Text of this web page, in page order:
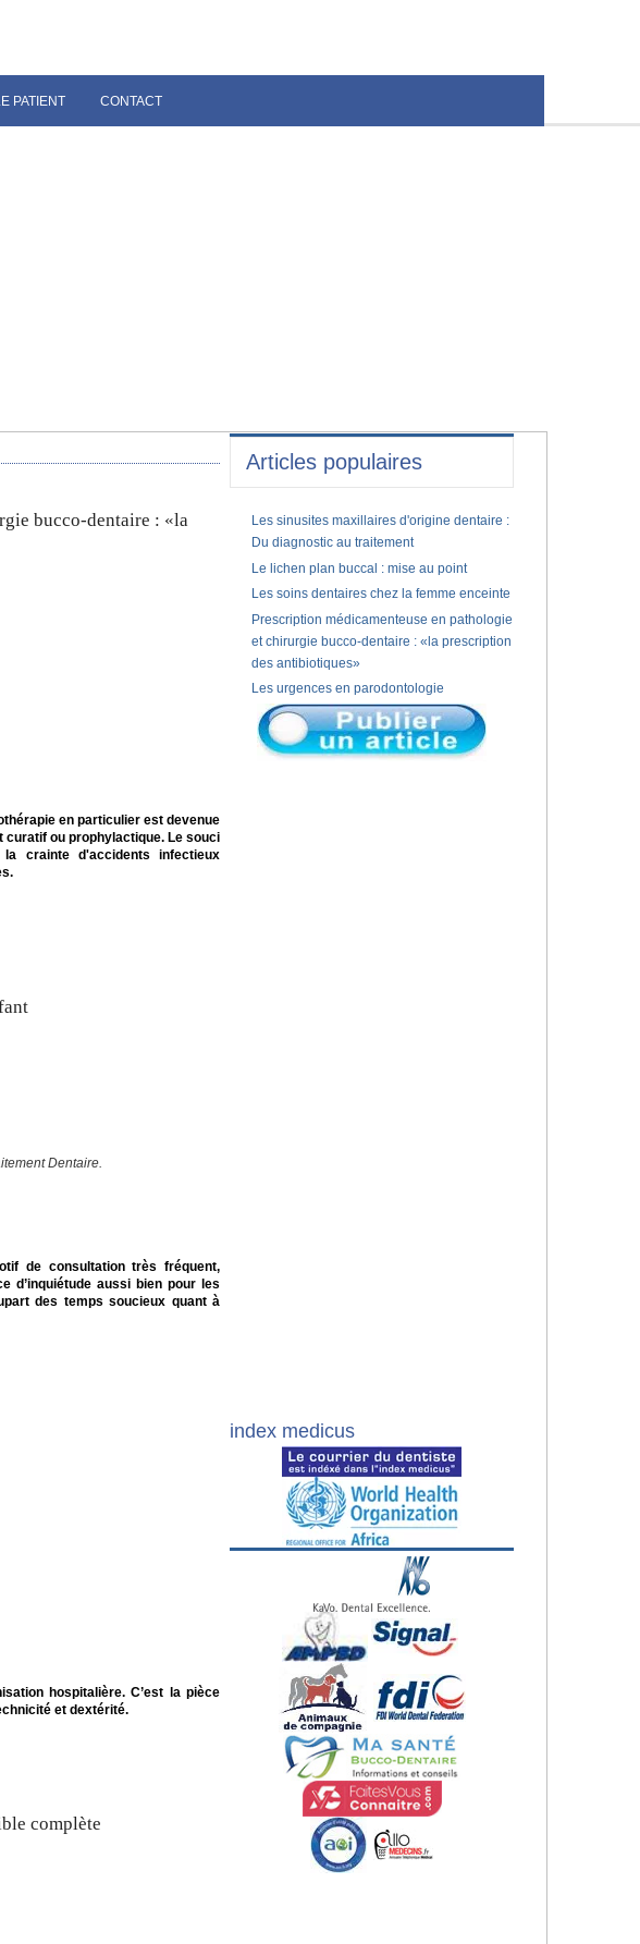
PATIENT CONTACT
bucco-dentaire : «la
en particulier est devenue
curatif ou prophylactique. Le souci
crainte d'accidents infectieux
Dentaire.
de consultation très fréquent,
d’inquiétude aussi bien pour les
des temps soucieux quant à
hospitalière. C’est la pièce
et dextérité.
complète
Articles populaires
Les sinusites maxillaires d'origine dentaire :
Du diagnostic au traitement
Le lichen plan buccal : mise au point
Les soins dentaires chez la femme enceinte
Prescription médicamenteuse en pathologie
et chirurgie bucco-dentaire : «la prescription
des antibiotiques»
Les urgences en parodontologie
index medicus